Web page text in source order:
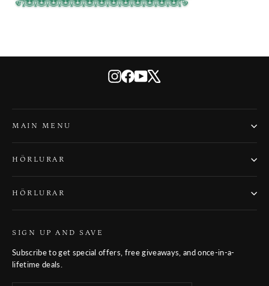
Instagram
Facebook
YouTube
MAIN MENU
HÖRLURAR
HÖRLURAR
SIGN UP AND SAVE
Subscribe to get special offers, free giveaways, and once-in-a-
lifetime deals.